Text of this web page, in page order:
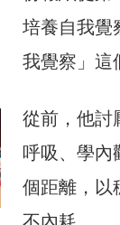
培養自我覺
我覺察」這
從前，他討
呼吸、學內
個距離，以